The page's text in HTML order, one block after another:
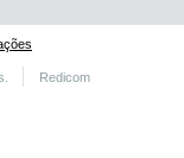
Redicom